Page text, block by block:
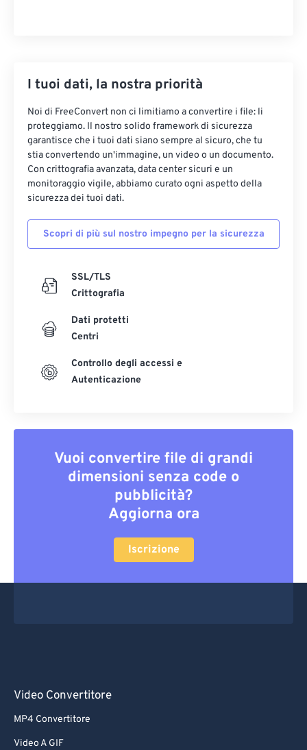
I tuoi dati, la nostra priorità
Noi di FreeConvert non ci limitiamo a convertire i file: li
proteggiamo. Il nostro solido framework di sicurezza
garantisce che i tuoi dati siano sempre al sicuro, che tu
stia convertendo un'immagine, un video o un documento.
Con crittografia avanzata, data center sicuri e un
monitoraggio vigile, abbiamo curato ogni aspetto della
sicurezza dei tuoi dati.
Scopri di più sul nostro impegno per la sicurezza
SSL/TLS
Crittografia
Dati protetti
Centri
Controllo degli accessi e
Autenticazione
Vuoi convertire file di grandi
dimensioni senza code o
pubblicità?
Aggiorna ora
Iscrizione
Video Convertitore
MP4 Convertitore
Video A GIF